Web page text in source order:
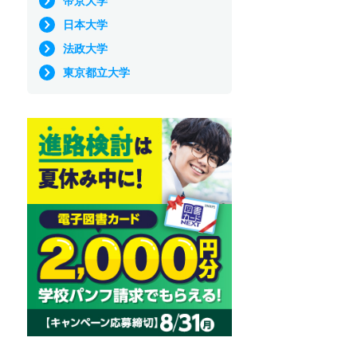
日本大学
法政大学
東京都立大学